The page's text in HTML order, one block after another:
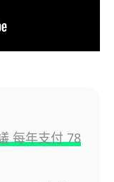
每年支付 78